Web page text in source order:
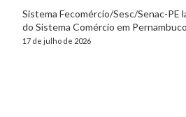
Sistema Fecomércio/Sesc/Senac-PE
do Sistema Comércio em Pernambuco
17 de julho de 2026